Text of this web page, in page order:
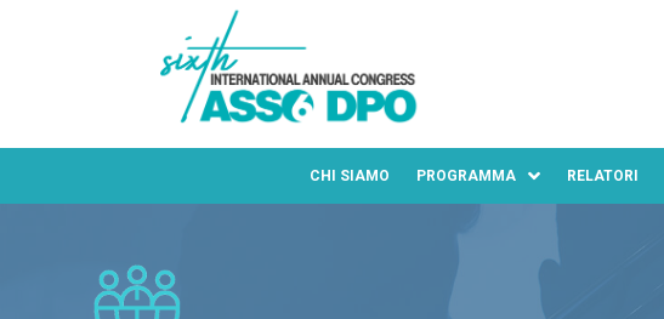
CHI SIAMO PROGRAMMA RELATORI